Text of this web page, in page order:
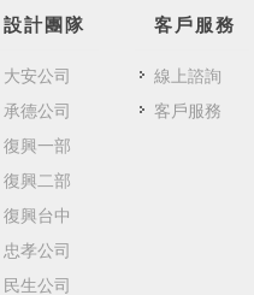
設計團隊
大安公司
承德公司
復興一部
復興二部
復興台中
忠孝公司
民生公司
客戶服務
線上諮詢
客戶服務